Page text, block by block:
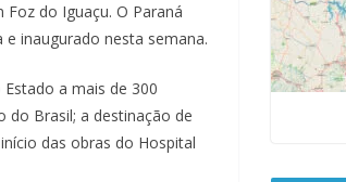
do Iguaçu. O Paraná
inaugurado nesta semana.
a mais de 300
do Brasil; a destinação de
das obras do Hospital